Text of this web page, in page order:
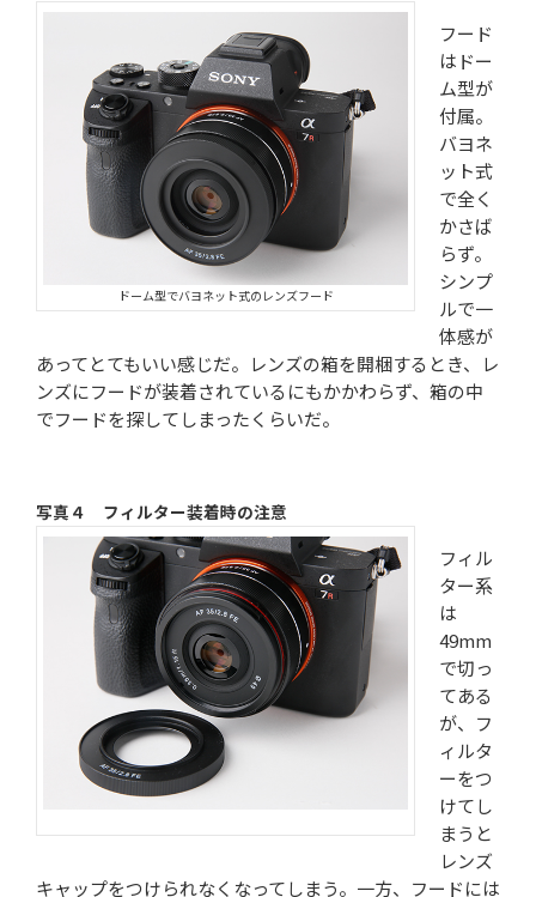
ドーム型でバヨネット式のレンズフード
フード
はドー
ム型が
付属。
バヨネ
ット式
で全く
かさば
らず。
シンプ
ルで一
体感が
あってとてもいい感じだ。レンズの箱を開梱するとき、レ
ンズにフードが装着されているにもかかわらず、箱の中
でフードを探してしまったくらいだ。
写真４ フィルター装着時の注意
フィル
ター系
は
49mm
で切っ
てある
が、フ
ィルタ
ーをつ
けてし
まうと
レンズ
キャップをつけられなくなってしまう。一方、フードには